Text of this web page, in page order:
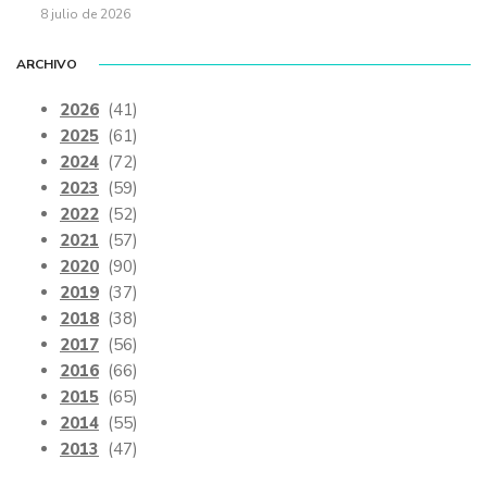
8 julio de 2026
ARCHIVO
2026 (41)
2025 (61)
2024 (72)
2023 (59)
2022 (52)
2021 (57)
2020 (90)
2019 (37)
2018 (38)
2017 (56)
2016 (66)
2015 (65)
2014 (55)
2013 (47)